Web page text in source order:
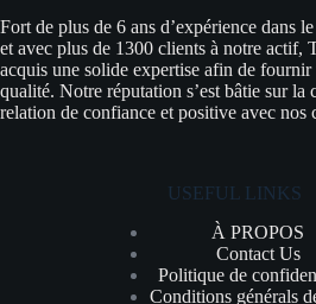
Fort de plus de 6 ans d’expérience dans
et avec plus de 1300 clients à notre
acquis une solide expertise afin de fournir
qualité. Notre réputation s’est bâtie sur la
relation de confiance et positive avec nos
USEFUL LINKS
À PROPOS
Contact Us
Politique de
Conditions générals